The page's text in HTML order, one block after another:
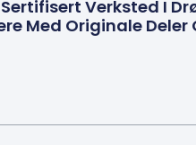
Verksted I
Med Originale Deler